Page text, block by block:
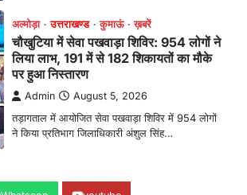
अल्मोड़ा उत्तराखण्ड कुमाऊं ख़बरें
मानिला देवी मंदिर में श्रीमद्भागवत कथा के चतुर्थ
दिवस धूमधाम से मनाया गया श्रीकृष्ण जन्मोत्सव,
राज्य मंत्री कैलाश पंत ने किया कथा श्रवण
Admin August 6, 2026
रानीखेत। मानिला देवी मंदिर, कमराड़/विनायक क्षेत्र में
आयोजित श्रीमद्भागवत कथा के चतुर्थ दिवस गुरुवार को…
रानीखेत में शिक्षा-स्वास्थ्य व्यवस्था पर फूटा